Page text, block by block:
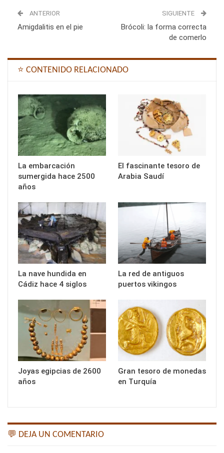
ANTERIOR
Amigdalitis en el pie
SIGUIENTE
Brócoli: la forma correcta
de comerlo
⭐ CONTENIDO RELACIONADO
La embarcación
sumergida hace 2500
años
El fascinante tesoro de
Arabia Saudí
La nave hundida en
Cádiz hace 4 siglos
La red de antiguos
puertos vikingos
Joyas egipcias de 2600
años
Gran tesoro de monedas
en Turquía
💬 DEJA UN COMENTARIO